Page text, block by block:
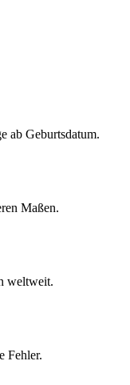
ab Geburtsdatum.
Maßen.
weltweit.
Fehler.